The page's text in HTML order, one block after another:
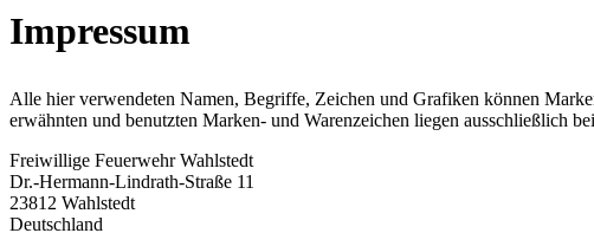
Impressum
Alle hier verwendeten Namen, Begriffe, Zeichen und Grafiken können
erwähnten und benutzten Marken- und Warenzeichen liegen ausschließlich
Freiwillige Feuerwehr Wahlstedt
Dr.-Hermann-Lindrath-Straße 11
23812 Wahlstedt
Deutschland